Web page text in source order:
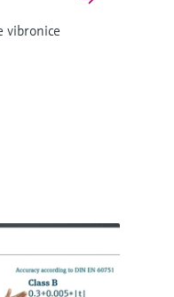
vibronice